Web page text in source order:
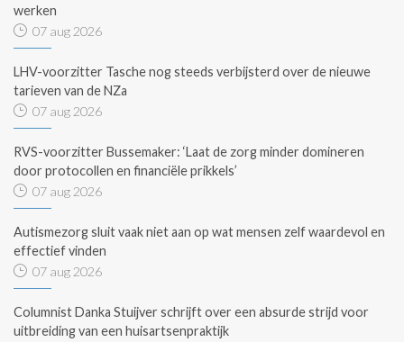
werken
07 aug 2026
LHV-voorzitter Tasche nog steeds verbijsterd over de nieuwe
tarieven van de NZa
07 aug 2026
RVS-voorzitter Bussemaker: ‘Laat de zorg minder domineren
door protocollen en financiële prikkels’
07 aug 2026
Autismezorg sluit vaak niet aan op wat mensen zelf waardevol en
effectief vinden
07 aug 2026
Columnist Danka Stuijver schrijft over een absurde strijd voor
uitbreiding van een huisartsenpraktijk